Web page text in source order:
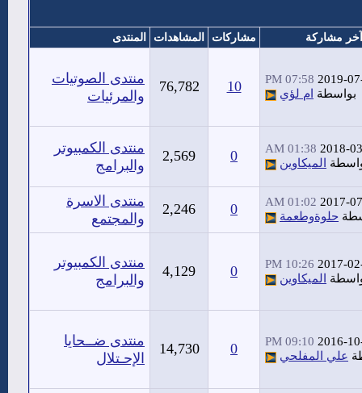
آخر مشاركة مشاركات المشاهدات المنتدى
2019-
07:58 PM
بواسطة ام لؤي 10
76,782
منتدى الصوتيات
والمرئيات
2018-
01:38 AM
الميكاوين 0
2,569
منتدى الكمبيوتر
والبرامج
2017-
01:02 AM
حلوةوطعمة 0
2,246
منتدى الاسرة
والمجتمع
2017-
10:26 PM
الميكاوين 0
4,129
منتدى الكمبيوتر
والبرامج
2016-
09:10 PM
علي المفلحي 0
14,730
منتدى ضــحايا
الإحـتلال